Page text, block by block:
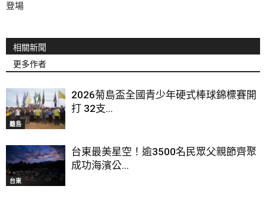
登場
相關新聞
更多作者
離島
2026菊島盃全國青少年硬式棒球錦標賽開
打 32支...
台東
台東最美星空！逾3500名民眾父親節齊聚
成功海濱公...